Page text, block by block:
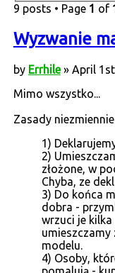
9 posts • Page 1 of 1
Wyzwanie
by Errhile» April
Mimo wszystko...
Zasady
1)
2)
złożone, w
Chyba, ze
3) Do końca
dobra -
wrzuci je
modelu.
4) Osoby,